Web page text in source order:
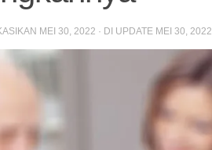
MEI 30, 2022 · DI UPDATE MEI 30, 2022